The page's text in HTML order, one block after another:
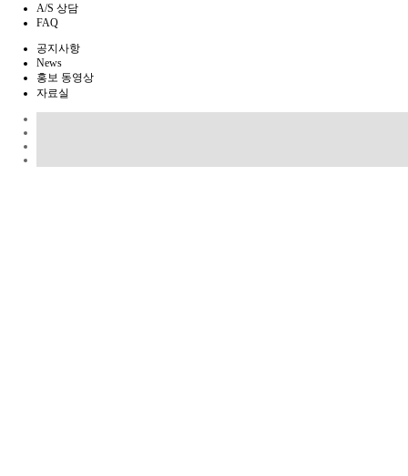
A/S 상담
FAQ
공지사항
News
홍보 동영상
자료실